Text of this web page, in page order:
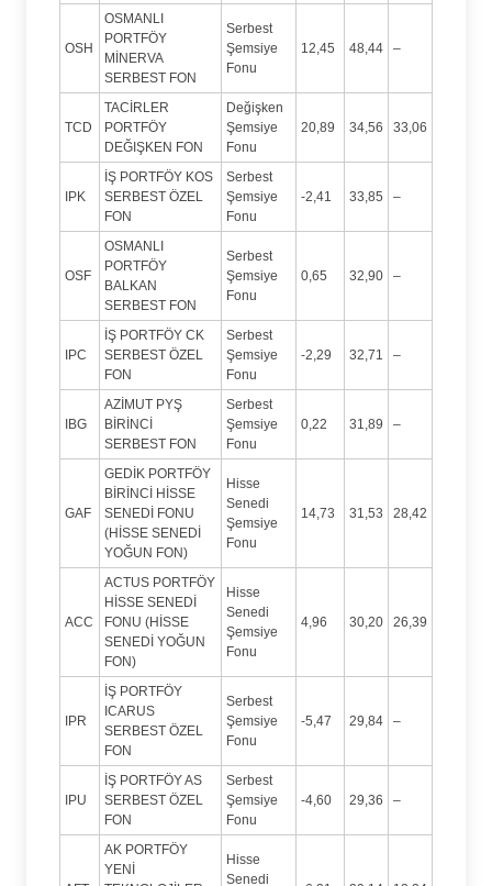
OSH
OSMANLI
PORTFÖY
MİNERVA
SERBEST FON
Serbest
Şemsiye
Fonu
12,45 48,44 –
TCD
TACİRLER
PORTFÖY
DEĞIŞKEN FON
Değişken
Şemsiye
Fonu
20,89 34,56 33,06
IPK
İŞ PORTFÖY KOS
SERBEST ÖZEL
FON
Serbest
Şemsiye
Fonu
-2,41 33,85 –
OSF
OSMANLI
PORTFÖY
BALKAN
SERBEST FON
Serbest
Şemsiye
Fonu
0,65 32,90 –
IPC
İŞ PORTFÖY CK
SERBEST ÖZEL
FON
Serbest
Şemsiye
Fonu
-2,29 32,71 –
IBG
AZİMUT PYŞ
BİRİNCİ
SERBEST FON
Serbest
Şemsiye
Fonu
0,22 31,89 –
GAF
GEDİK PORTFÖY
BİRİNCİ HİSSE
SENEDİ FONU
(HİSSE SENEDİ
YOĞUN FON)
Hisse
Senedi
Şemsiye
Fonu
14,73 31,53 28,42
ACC
ACTUS PORTFÖY
HİSSE SENEDİ
FONU (HİSSE
SENEDİ YOĞUN
FON)
Hisse
Senedi
Şemsiye
Fonu
4,96 30,20 26,39
IPR
İŞ PORTFÖY
ICARUS
SERBEST ÖZEL
FON
Serbest
Şemsiye
Fonu
-5,47 29,84 –
IPU
İŞ PORTFÖY AS
SERBEST ÖZEL
FON
Serbest
Şemsiye
Fonu
-4,60 29,36 –
AK PORTFÖY
YENİ
Hisse
Senedi